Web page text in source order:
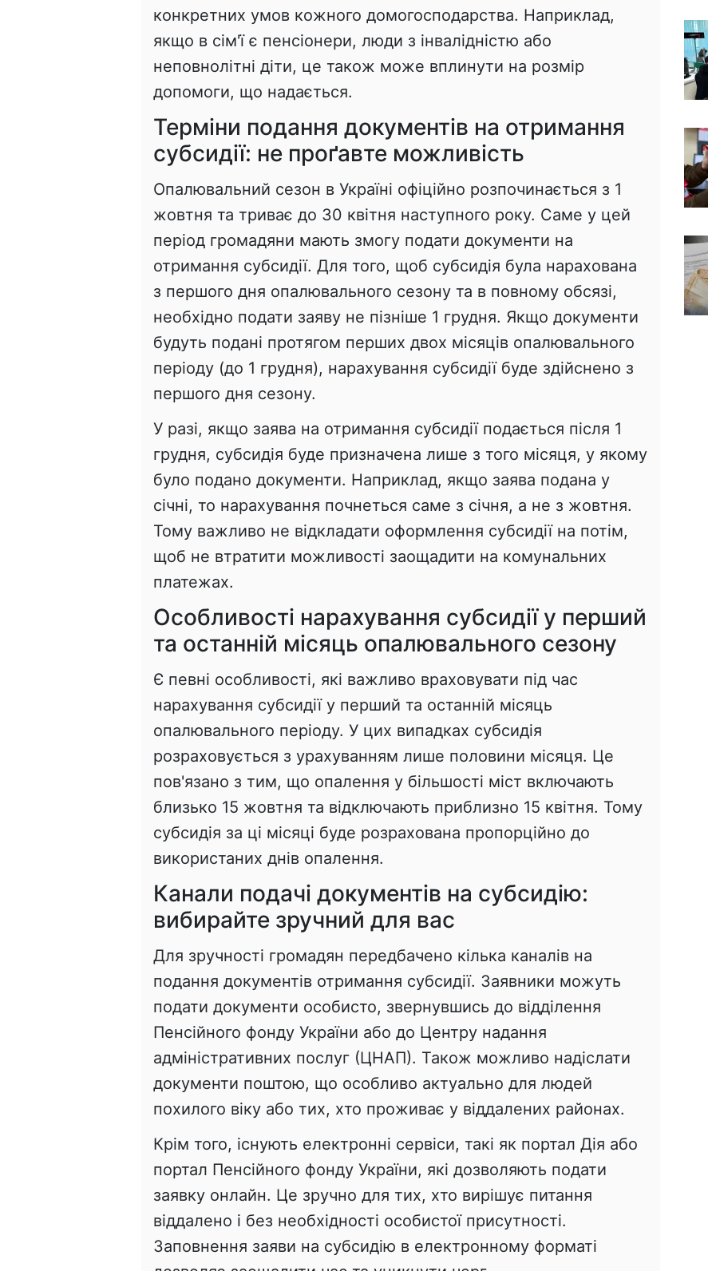
конкретних умов кожного домогосподарства. Наприклад,
якщо в сім'ї є пенсіонери, люди з інвалідністю або
неповнолітні діти, це також може вплинути на розмір
допомоги, що надається.
Терміни подання документів на отримання
субсидії: не проґавте можливість
Опалювальний сезон в Україні офіційно розпочинається з 1
жовтня та триває до 30 квітня наступного року. Саме у цей
період громадяни мають змогу подати документи на
отримання субсидії. Для того, щоб субсидія була нарахована
з першого дня опалювального сезону та в повному обсязі,
необхідно подати заяву не пізніше 1 грудня. Якщо документи
будуть подані протягом перших двох місяців опалювального
періоду (до 1 грудня), нарахування субсидії буде здійснено з
першого дня сезону.
У разі, якщо заява на отримання субсидії подається після 1
грудня, субсидія буде призначена лише з того місяця, у якому
було подано документи. Наприклад, якщо заява подана у
січні, то нарахування почнеться саме з січня, а не з жовтня.
Тому важливо не відкладати оформлення субсидії на потім,
щоб не втратити можливості заощадити на комунальних
платежах.
Особливості нарахування субсидії у перший
та останній місяць опалювального сезону
Є певні особливості, які важливо враховувати під час
нарахування субсидії у перший та останній місяць
опалювального періоду. У цих випадках субсидія
розраховується з урахуванням лише половини місяця. Це
пов'язано з тим, що опалення у більшості міст включають
близько 15 жовтня та відключають приблизно 15 квітня. Тому
субсидія за ці місяці буде розрахована пропорційно до
використаних днів опалення.
Канали подачі документів на субсидію:
вибирайте зручний для вас
Для зручності громадян передбачено кілька каналів на
подання документів отримання субсидії. Заявники можуть
подати документи особисто, звернувшись до відділення
Пенсійного фонду України або до Центру надання
адміністративних послуг (ЦНАП). Також можливо надіслати
документи поштою, що особливо актуально для людей
похилого віку або тих, хто проживає у віддалених районах.
Крім того, існують електронні сервіси, такі як портал Дія або
портал Пенсійного фонду України, які дозволяють подати
заявку онлайн. Це зручно для тих, хто вирішує питання
віддалено і без необхідності особистої присутності.
Заповнення заяви на субсидію в електронному форматі